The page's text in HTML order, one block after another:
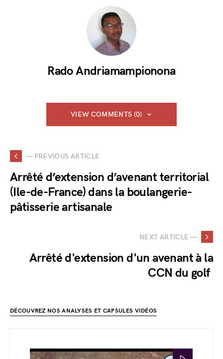
Rado Andriamampionona
VIEW COMMENTS (0)
— PREVIOUS ARTICLE
Arrêté d’extension d’avenant territorial
(Ile-de-France) dans la boulangerie-
pâtisserie artisanale
NEXT ARTICLE —
Arrêté d'extension d'un avenant à la
CCN du golf
DÉCOUVREZ NOS ANALYSES ET CAPSULES VIDÉOS